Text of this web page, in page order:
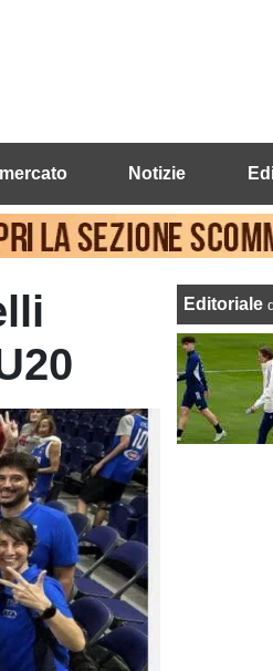
Notizie
Editoriale